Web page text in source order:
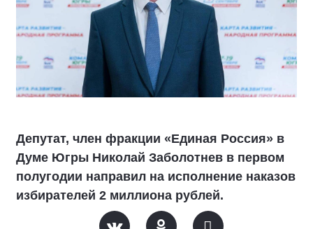
Депутат, член фракции «Единая Россия» в
Думе Югры Николай Заболотнев в первом
полугодии направил на исполнение наказов
избирателей 2 миллиона рублей.